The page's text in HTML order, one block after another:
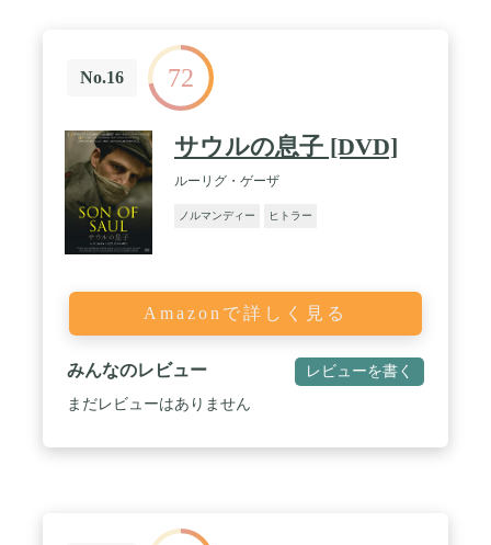
No.16 72
サウルの息子 [DVD]
ルーリグ・ゲーザ
ノルマンディー ヒトラー
Amazonで詳しく見る
みんなのレビュー レビューを書く
まだレビューはありません